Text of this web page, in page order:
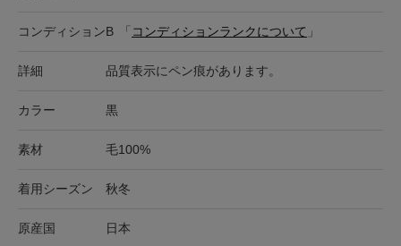
コンディションB 「 コンディションランクについて 」
詳細 品質表示にペン痕があります。
カラー 黒
素材 毛100%
着用シーズン 秋冬
原産国 日本